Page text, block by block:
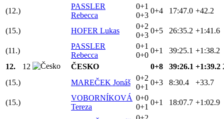
(12.)
PASSLER
Rebecca
0+1
0+3
0+4 17:47.0 +42.2
(15.) HOFER Lukas
0+2
0+3
0+5 26:35.2 +1:41.6
(11.)
PASSLER
Rebecca
0+1
0+0
0+1 39:25.1 +1:38.2
12.
12 ČESKO 0+8 39:26.1 +1:39.2
(15.)
MAREČEK Jonáš
0+2
0+1
0+3 8:30.4 +33.7
(15.)
VOBORNÍKOVÁ
Tereza
0+0
0+1
0+1 18:07.7 +1:02.9